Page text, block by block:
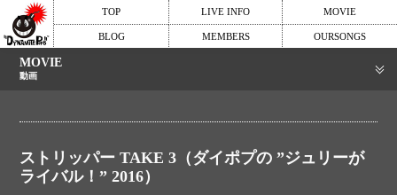
TOP LIVE INFO MOVIE
BLOG MEMBERS OURSONGS
MOVIE
動画
ストリッパー TAKE 3（ダイポプの ”ジュリーが
ライバル！” 2016）